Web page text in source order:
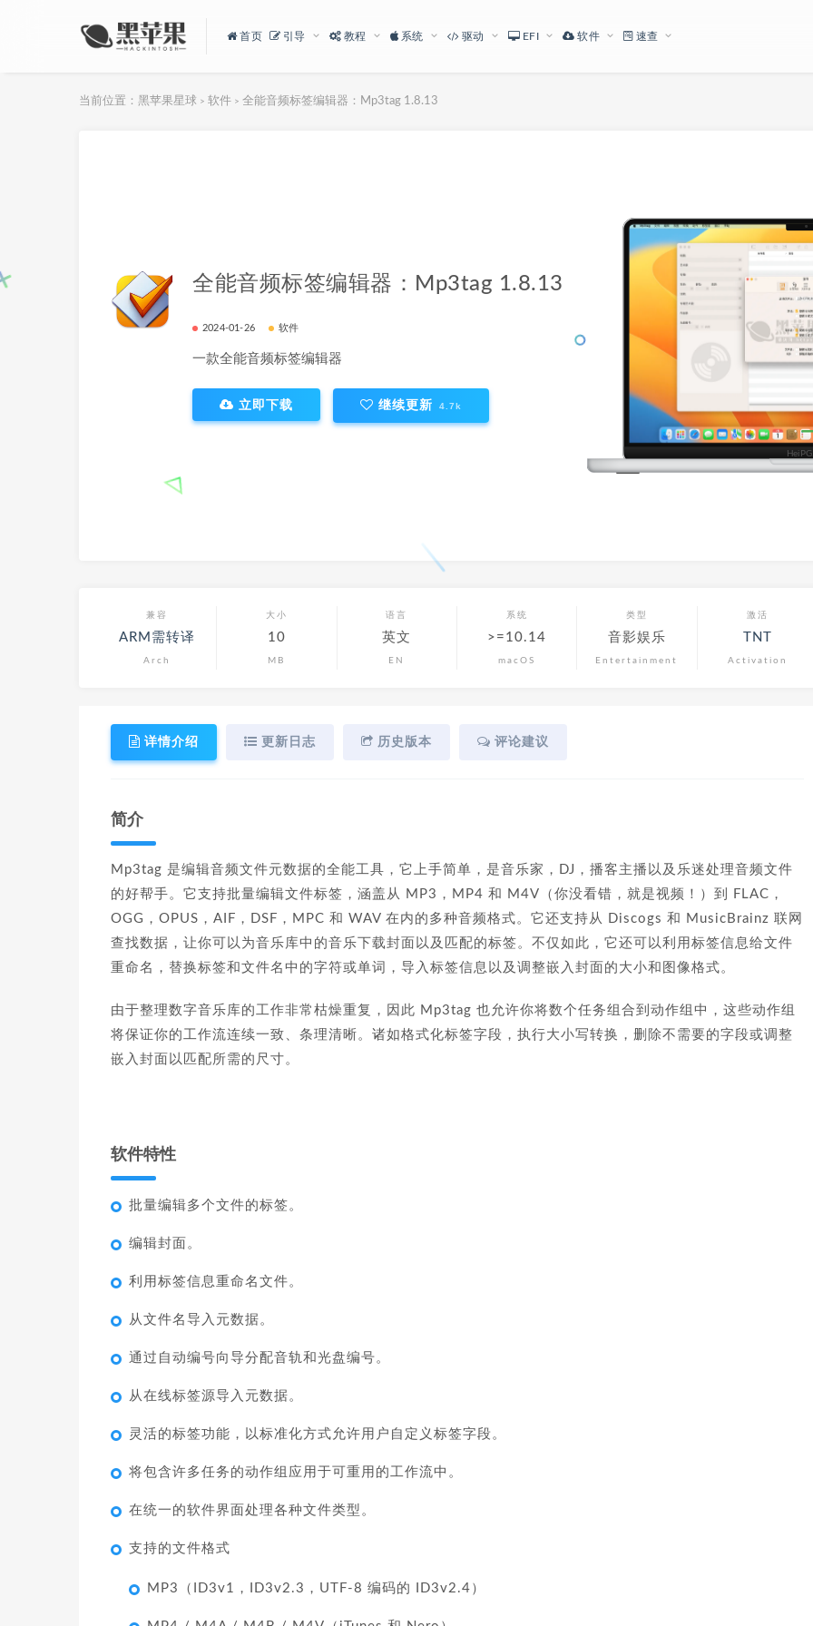
首页 引导 教程 系统 驱动 EFI 软件 速查
当前位置： 黑苹果星球 > 软件 > 全能音频标签编辑器：Mp3tag 1.8.13
全能音频标签编辑器：Mp3tag 1.8.13
2024-01-26 软件
一款全能音频标签编辑器
立即下载 继续更新 4.7k
兼容
ARM需转译
Arch
大小
10
MB
语言
英文
EN
系统
>=10.14
macOS
类型
音影娱乐
Entertainment
激活
TNT
Activation
详情介绍 更新日志 历史版本 评论建议
简介
Mp3tag 是编辑音频文件元数据的全能工具，它上手简单，是音乐家，DJ，播客主播以及乐迷处理音频文件
的好帮手。它支持批量编辑文件标签，涵盖从 MP3，MP4 和 M4V（你没看错，就是视频！）到 FLAC，
OGG，OPUS，AIF，DSF，MPC 和 WAV 在内的多种音频格式。它还支持从 Discogs 和 MusicBrainz 联网
查找数据，让你可以为音乐库中的音乐下载封面以及匹配的标签。不仅如此，它还可以利用标签信息给文件
重命名，替换标签和文件名中的字符或单词，导入标签信息以及调整嵌入封面的大小和图像格式。
由于整理数字音乐库的工作非常枯燥重复，因此 Mp3tag 也允许你将数个任务组合到动作组中，这些动作组
将保证你的工作流连续一致、条理清晰。诸如格式化标签字段，执行大小写转换，删除不需要的字段或调整
嵌入封面以匹配所需的尺寸。
软件特性
批量编辑多个文件的标签。
编辑封面。
利用标签信息重命名文件。
从文件名导入元数据。
通过自动编号向导分配音轨和光盘编号。
从在线标签源导入元数据。
灵活的标签功能，以标准化方式允许用户自定义标签字段。
将包含许多任务的动作组应用于可重用的工作流中。
在统一的软件界面处理各种文件类型。
支持的文件格式
MP3（ID3v1，ID3v2.3，UTF-8 编码的 ID3v2.4）